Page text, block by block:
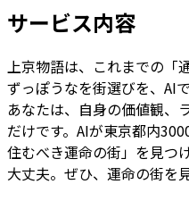
サービス内容
上京物語は、これまでの「
ずっぽうなを街選びを、AI
あなたは、自身の価値観、
だけです。AIが東京都内
住むべき運命の街」を見つ
大丈夫。ぜひ、運命の街を